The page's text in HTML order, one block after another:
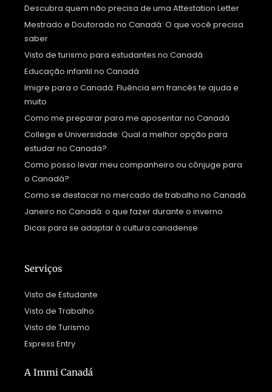
Descubra quem não precisa de uma Attestation Letter
Mestrado e Doutorado no Canadá: O que você precisa
saber
Visto de turismo para estudantes no Canadá
Educação infantil no Canadá
Imigre para o Canadá: Fluência em francês te ajuda e
muito
Como me preparar para me aposentar no Canadá
College e Universidade: Qual a melhor opção para
estudar no Canadá?
Como posso levar meu companheiro ou cônjuge para
o Canadá?
Como se destacar no mercado de trabalho no Canadá
Janeiro no Canadá: o que fazer durante o inverno
Dicas para se adaptar à cultura canadense
Serviços
Visto de Estudante
Visto de Trabalho
Visto de Turismo
Express Entry
A Immi Canadá